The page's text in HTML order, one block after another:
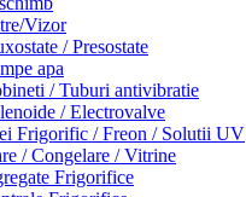
Vizor
/ Presostate
apa
/ Tuburi antivibratie
/ Electrovalve
Frigorific / Freon / Solutii UV
/ Congelare / Vitrine
Frigorifice